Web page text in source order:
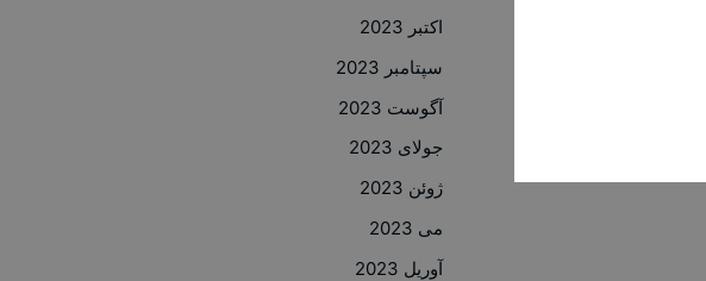
اکتبر 2023
سپتامبر 2023
آگوست 2023
جولای 2023
ژوئن 2023
می 2023
آوریل 2023